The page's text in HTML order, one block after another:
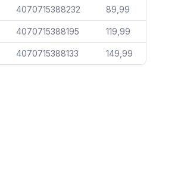
4070715388232 89,99
4070715388195 119,99
4070715388133 149,99